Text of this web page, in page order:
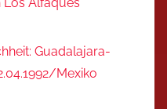
Guadalajara-
Mexiko